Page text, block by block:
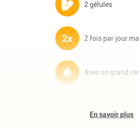
2 gélules
2 fois par jour
Avec un grand
minéraux. Programme de
En savoir plus